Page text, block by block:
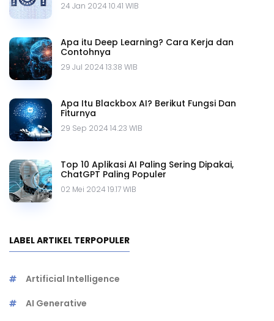
24 Jan 2024 10.41 WIB
Apa itu Deep Learning? Cara Kerja dan
Contohnya
29 Jul 2024 13.38 WIB
Apa Itu Blackbox AI? Berikut Fungsi Dan
Fiturnya
29 Sep 2024 14.23 WIB
Top 10 Aplikasi AI Paling Sering Dipakai,
ChatGPT Paling Populer
02 Mei 2024 19.17 WIB
LABEL ARTIKEL TERPOPULER
Artificial Intelligence
AI Generative